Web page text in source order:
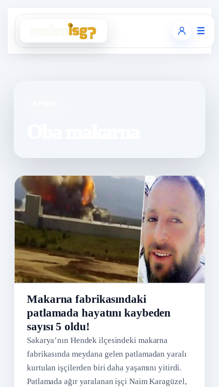
☰
Makarna fabrikasındaki
patlamada hayatını kaybeden
sayısı 5 oldu!
Sakarya’nın Hendek ilçesindeki makarna
fabrikasında meydana gelen patlamadan yaralı
kurtulan işçilerden biri daha yaşamını yitirdi.
Patlamada ağır yaralanan işçi Naim Karagüzel,